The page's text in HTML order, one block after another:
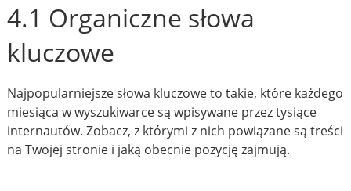
4.1 Organiczne słowa
kluczowe
Najpopularniejsze słowa kluczowe to takie, które każdego
miesiąca w wyszukiwarce są wpisywane przez tysiące
internautów. Zobacz, z którymi z nich powiązane są treści
na Twojej stronie i jaką obecnie pozycję zajmują.